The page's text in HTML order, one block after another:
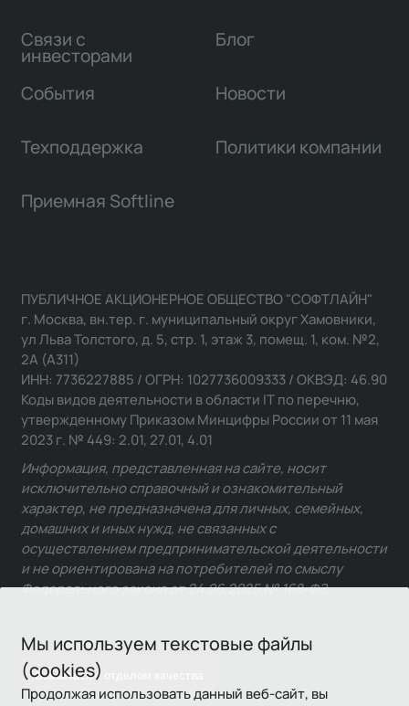
Мы используем текстовые файлы
(cookies)
Продолжая использовать данный веб-сайт, вы
Связи с
инвесторами
Блог
События Новости
Техподдержка Политики компании
Приемная Softline
Связаться с отделом качества
ПУБЛИЧНОЕ АКЦИОНЕРНОЕ ОБЩЕСТВО "СОФТЛАЙН"
г. Москва, вн.тер. г. муниципальный округ Хамовники,
ул Льва Толстого, д. 5, стр. 1, этаж 3, помещ. 1, ком. №2,
2А (А311)
ИНН: 7736227885 / ОГРН: 1027736009333 / ОКВЭД: 46.90
Коды видов деятельности в области IT по перечню,
утвержденному Приказом Минцифры России от 11 мая
2023 г. № 449: 2.01, 27.01, 4.01
Информация, представленная на сайте, носит
исключительно справочный и ознакомительный
характер, не предназначена для личных, семейных,
домашних и иных нужд, не связанных с
осуществлением предпринимательской деятельности
и не ориентирована на потребителей по смыслу
Федерального закона от 24.06.2025 № 168-ФЗ.